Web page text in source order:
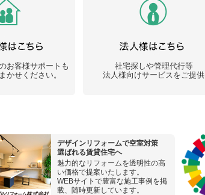
お客様サポートも
かせください。
社宅探しや管理代行等
法人様向けサービスをご提供
デザインリフォームで空室対策
選ばれる賃貸住宅へ
魅力的なリフォームを透明性の高
い価格で提案いたします。
WEBサイトで豊富な施工事例を掲
載、随時更新しています。